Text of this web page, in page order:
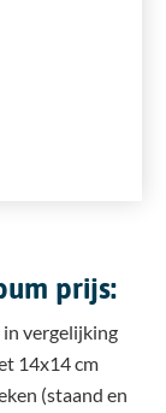
prijs:
vergelijking
14x14 cm
(staand en